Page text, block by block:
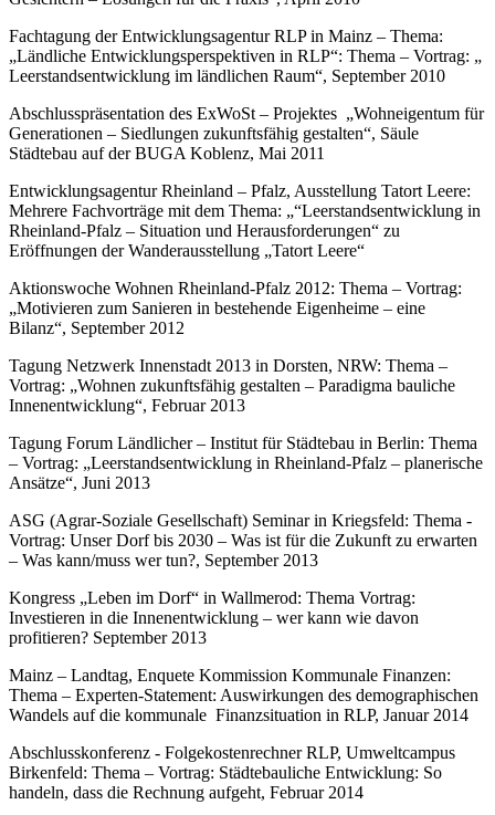
Fachtagung der Entwicklungsagentur RLP in Mainz – Thema:
„Ländliche Entwicklungsperspektiven in RLP“: Thema – Vortrag: „
Leerstandsentwicklung im ländlichen Raum“, September 2010
Abschlusspräsentation des ExWoSt – Projektes „Wohneigentum für
Generationen – Siedlungen zukunftsfähig gestalten“, Säule
Städtebau auf der BUGA Koblenz, Mai 2011
Entwicklungsagentur Rheinland – Pfalz, Ausstellung Tatort Leere:
Mehrere Fachvorträge mit dem Thema: „“Leerstandsentwicklung in
Rheinland-Pfalz – Situation und Herausforderungen“ zu
Eröffnungen der Wanderausstellung „Tatort Leere“
Aktionswoche Wohnen Rheinland-Pfalz 2012: Thema – Vortrag:
„Motivieren zum Sanieren in bestehende Eigenheime – eine
Bilanz“, September 2012
Tagung Netzwerk Innenstadt 2013 in Dorsten, NRW: Thema –
Vortrag: „Wohnen zukunftsfähig gestalten – Paradigma bauliche
Innenentwicklung“, Februar 2013
Tagung Forum Ländlicher – Institut für Städtebau in Berlin: Thema
– Vortrag: „Leerstandsentwicklung in Rheinland-Pfalz – planerische
Ansätze“, Juni 2013
ASG (Agrar-Soziale Gesellschaft) Seminar in Kriegsfeld: Thema -
Vortrag: Unser Dorf bis 2030 – Was ist für die Zukunft zu erwarten
– Was kann/muss wer tun?, September 2013
Kongress „Leben im Dorf“ in Wallmerod: Thema Vortrag:
Investieren in die Innenentwicklung – wer kann wie davon
profitieren? September 2013
Mainz – Landtag, Enquete Kommission Kommunale Finanzen:
Thema – Experten-Statement: Auswirkungen des demographischen
Wandels auf die kommunale Finanzsituation in RLP, Januar 2014
Abschlusskonferenz - Folgekostenrechner RLP, Umweltcampus
Birkenfeld: Thema – Vortrag: Städtebauliche Entwicklung: So
handeln, dass die Rechnung aufgeht, Februar 2014